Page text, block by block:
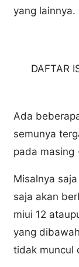
yang lainnya.
DAFTAR
Ada
semunya
pada masing
Misalnya
saja akan
miui 12
yang
tidak muncul